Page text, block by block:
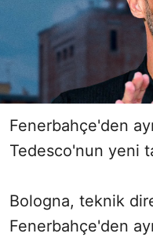
Fenerbahçe'den
Tedesco'nun yeni
Bologna, teknik
Fenerbahçe'den